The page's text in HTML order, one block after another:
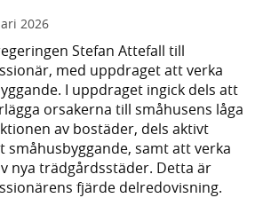
2026
Stefan Attefall till
med uppdraget att verka
I uppdraget ingick dels att
orsakerna till småhusens låga
av bostäder, dels aktivt
småhusbyggande, samt att verka
nya trädgårdsstäder. Detta är
fjärde delredovisning.